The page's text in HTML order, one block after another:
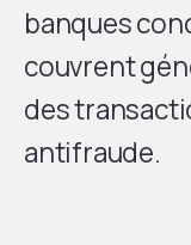
banques
couvrent
des
antifraude.